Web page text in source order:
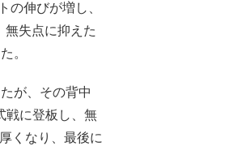
の伸びが増し、
無失点に抑えた
。
が、その背中
戦に登板し、無
くなり、最後に